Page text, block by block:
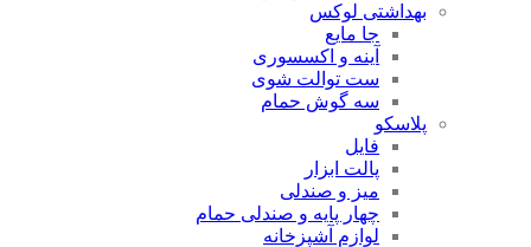
بهداشتی لوکس
جا مایع
آینه و اکسسوری
ست توالت شوی
سه گوش حمام
پلاسکو
فایل
پالت ابزار
میز و صندلی
چهار پایه و صندلی حمام
لوازم آشپزخانه